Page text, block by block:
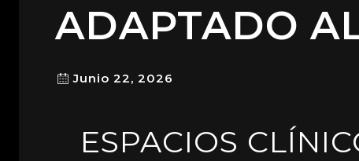
ADAPTADO
Junio 22, 2026
ESPACIOS